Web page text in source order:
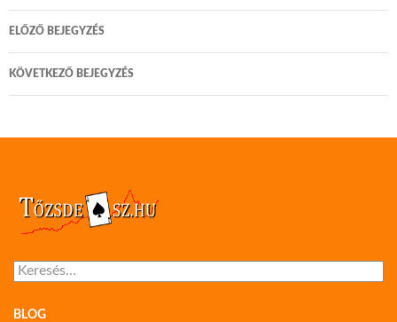
Bejegyzés
navigáció
ELŐZŐ BEJEGYZÉS
KÖVETKEZŐ BEJEGYZÉS
Keresés:
BLOG